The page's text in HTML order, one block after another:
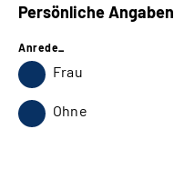
Persönliche Angaben
Anrede_
Frau
Ohne